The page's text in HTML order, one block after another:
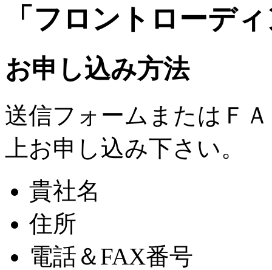
「フロントローデ
お申し込み方法
送信フォームまたはＦ
上お申し込み下さい。
貴社名
住所
電話＆FAX番号